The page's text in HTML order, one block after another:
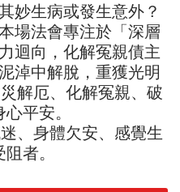
妙生病或發生意外？
場法會專注於「深層
迴向，化解冤親債主
淖中解脫，重獲光明
解厄、化解冤親、破
平安。
、身體欠安、感覺生
者。